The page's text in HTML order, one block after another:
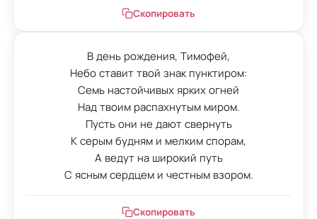
Скопировать
В день рождения, Тимофей,
Небо ставит твой знак пунктиром:
Семь настойчивых ярких огней
Над твоим распахнутым миром.
Пусть они не дают свернуть
К серым будням и мелким спорам,
А ведут на широкий путь
С ясным сердцем и честным взором.
Скопировать